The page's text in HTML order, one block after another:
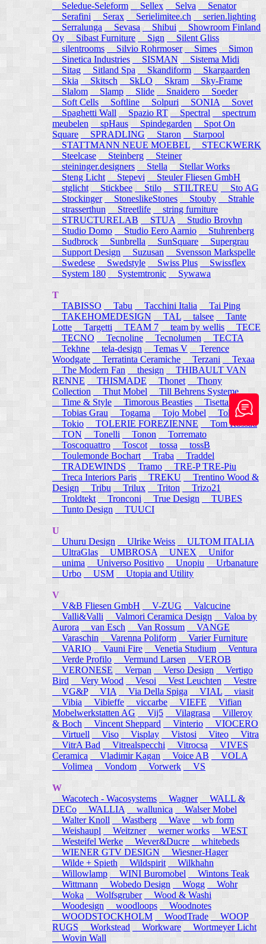
Seledue-Seleform
Sellex Selva
Senator
Serafini
Serax Serielimitee.ch
serien.lighting
Serralunga
Sevasa Shibui
Showroom Finland
Oy
Sibast Furniture Sign
Silent Gliss
silentrooms
Silvio Rohrmoser Simes Simon
Sinetica Industries
SISMAN
Sistema Midi
Sitag
Sitland Spa Skandiform
Skargaarden
Skia
Skitsch SkLO Skram
Sky-Frame
Slalom
Slamp Slide Snaidero
Soeder
Soft Cells
Softline Solpuri SONIA
Sovet
Spaghetti Wall
Spazio RT Spectral
spectrum
meubelen
spHaus Spindegarden
Spot On
Square
SPRADLING Staron
Starpool
STATTMANN NEUE MOEBEL
STECKWERK
Steelcase
Steinberg
Steiner
steininger.designers
Stella Stellar Works
Steng Licht
Stepevi
Steuler Fliesen GmbH
stglicht
Stickbee Stilo STILTREU
Sto AG
Stockinger
StoneslikeStones Stouby
Strahle
strasserthun
Streetlife
string furniture
STRUCTURELAB
STUA
Studio Brovhn
Studio Domo
Studio Eero Aarnio
Stuhrenberg
Sudbrock
Sunbrella SunSquare
Supergrau
Support Design
Suzusan
Svensson Markspelle
Swedese
Swedstyle Swiss Plus
Swissflex
System 180
Systemtronic Sywawa
T
TABISSO
Tabu Tacchini Italia
Tai Ping
TAKEHOMEDESIGN
TAL talsee
Tante
Lotte
Targetti TEAM 7 team by wellis
TECE
TECNO
Tecnoline Tecnolumen
TECTA
Tekhne
tela-design Temas V
Terence
Woodgate
Terratinta Ceramiche Terzani
Texaa
The Modern Fan
thesign
THIBAULT VAN
RENNE
THISMADE Thonet
Thony
Collection
Thut Mobel
Till Behrens Systeme
Time & Style
Timorous Beasties
Tisettanta
Tobias Grau
Togama Tojo Mobel
Token
Tokio
TOLERIE FOREZIENNE
Tom Rossau
TON
Tonelli Tonon
Torremato
Toscoquattro
Toscot tossa
tossB
Toulemonde Bochart
Traba
Traddel
TRADEWINDS
Tramo
TRE-P TRE-Piu
Treca Interiors Paris
TREKU
Trentino Wood &
Design
Tribu Trilux Triton
Trizo21
Troldtekt Tronconi True Design
TUBES
Tunto Design
TUUCI
U
Uhuru Design
Ulrike Weiss
ULTOM ITALIA
UltraGlas
UMBROSA UNEX
Unifor
unima
Universo Positivo Unopiu
Urbanature
Urbo
USM Utopia and Utility
V
V&B Fliesen GmbH
V-ZUG
Valcucine
Valli&Valli
Valmori Ceramica Design
Valoa by
Aurora
van Esch Van Rossum
VANGE
Varaschin
Varenna Poliform
Varier Furniture
VARIO
Vauni Fire Venetia Studium
Ventura
Verde Profilo
Vermund Larsen
VEROB
VERONESE
Verpan Verso Design
Vertigo
Bird
Very Wood Vesoi Vest Leuchten
Vestre
VG&P
VIA Via Della Spiga VIAL
viasit
Vibia
Vibieffe viccarbe VIEFE
Vifian
Mobelwerkstatten AG
Vij5 Vilagrasa
Villeroy
& Boch
Vincent Sheppard Vinterio
VIOCERO
Virtuell
Viso Visplay Vistosi Viteo
Vitra
VitrA Bad
Vitrealspecchi Vitrocsa
VIVES
Ceramica
Vladimir Kagan Voice AB
VOLA
Volimea
Vondom Vorwerk VS
W
Wacotech - Wacosystems
Wagner
WALL &
DECo
WALLIA wallunica
Walser Mobel
Walter Knoll
Wastberg Wave
wb form
Weishaupl
Weitzner werner works
WEST
Westeifel Werke
Wever&Ducre
whitebeds
WIENER GTV DESIGN
Wiesner-Hager
Wilde + Spieth
Wildspirit
Wilkhahn
Willowlamp
WINI Buromobel
Wintons Teak
Wittmann
Wobedo Design Wogg
Wohr
Woka
Wolfsgruber
Wood & Washi
Woodesign
woodloops
Woodnotes
WOODSTOCKHOLM
WoodTrade
WOOP
RUGS
Workstead Workware
Wortmeyer Licht
Wovin Wall